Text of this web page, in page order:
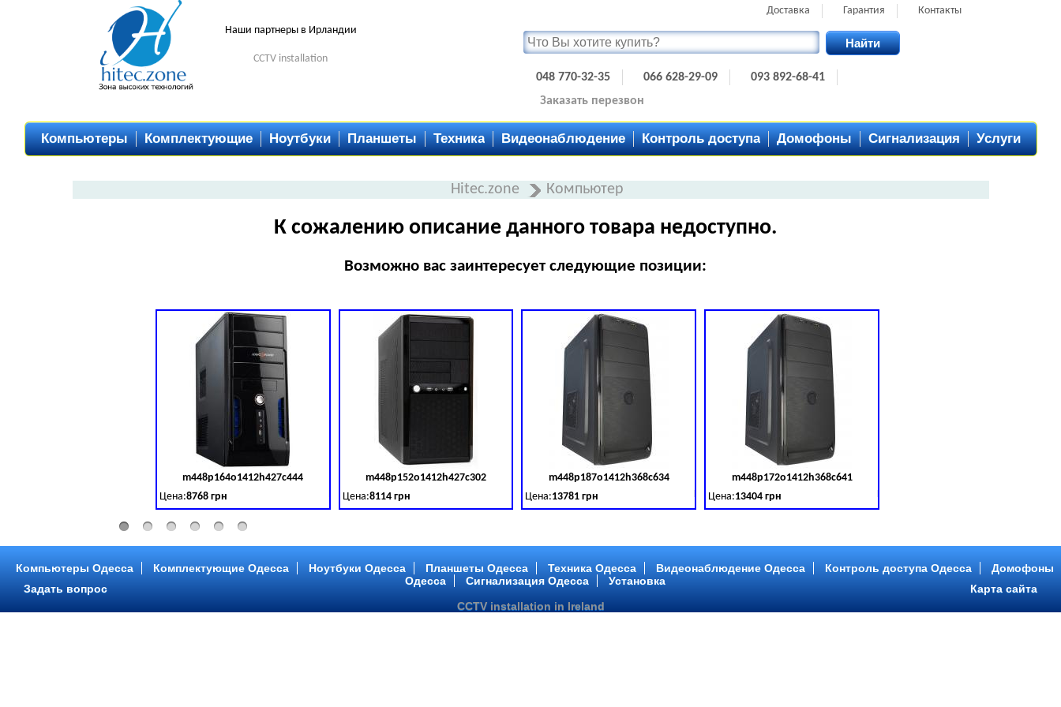
Наши партнеры в Ирландии
CCTV installation
Доставка Гарантия Контакты
Найти
048 770-32-35 066 628-29-09
093 892-68-41
Заказать перезвон
Компьютеры Комплектующие Ноутбуки Планшеты Техника Видеонаблюдение Контроль доступа Домофоны Сигнализация Услуги
Hitec.zone Компьютер
К сожалению описание данного товара недоступно.
Возможно вас заинтересует следующие позиции:
m448p164o1412h427c444
Цена:8768 грн Код товара:379028
Intel Core ™ i3 2 ядра 3.50GHz,ОЗУ: 2 GB, DDR 3 (1600 MHz) HDD: TOSHIBA 500 GB (SATA III)
m448p152o1412h427c302
Цена:8114 грн Код товара:379029
Intel Core ™ i3 2 ядра 3.40GHz,ОЗУ: 2 GB, DDR 3 (1600 MHz) HDD: TOSHIBA 500 GB (SATA III)
m448p187o1412h368c634
Цена:13781 грн Код товара:379030
Intel Core ™ i5 2 ядра 2.90GHz,ОЗУ: 2 GB, DDR 3 (1600 MHz) HDD: Seagate 2 TB (SATA III)
m448p172o1412h368c641
Цена:13404 грн Код товара:
Intel Core ™ i5 4 ядра 3.20GHz,ОЗУ: 2 GB, DDR 3 (1600 MHz) HDD: Seagate 2
Компьютеры Одесса Комплектующие Одесса Ноутбуки Одесса Планшеты Одесса Техника Одесса Видеонаблюдение Одесса Контроль доступа Одесса
Домофоны
Одесса
Сигнализация Одесса Установка
Карта сайта
Задать вопрос
CCTV installation in Ireland